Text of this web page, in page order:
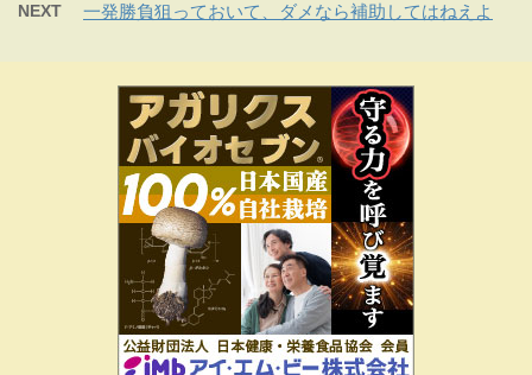
NEXT 一発勝負狙っておいて、ダメなら補助してはねえよ